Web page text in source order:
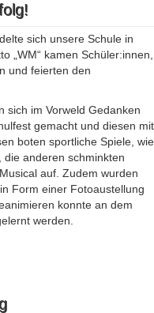
sich unsere Schule in
„WM“ kamen Schüler:innen,
und feierten den
sich im Vorweld Gedanken
gemacht und diesen mit
boten sportliche Spiele, wie
anderen schminkten
auf. Zudem wurden
Form einer Fotoaustellung
konnte an dem
werden.